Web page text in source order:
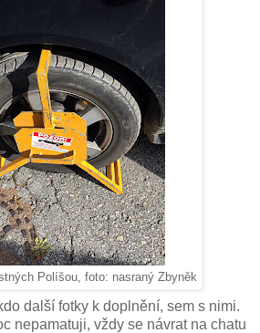
Políšou, foto: nasraný Zbyněk
další fotky k doplnění, sem s nimi.
nepamatuji, vždy se návrat na chatu